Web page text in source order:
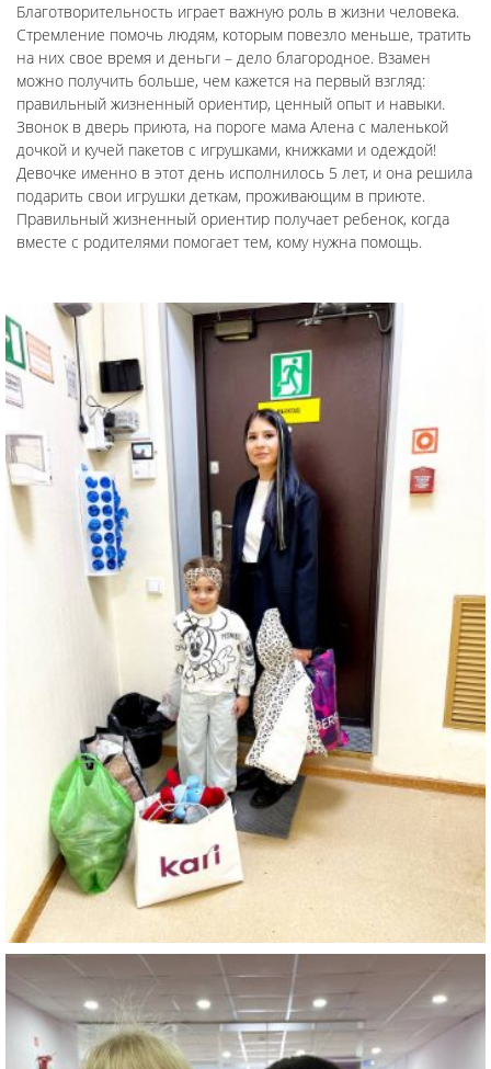
Благотворительность играет важную роль в жизни человека.
Стремление помочь людям, которым повезло меньше, тратить
на них свое время и деньги – дело благородное. Взамен
можно получить больше, чем кажется на первый взгляд:
правильный жизненный ориентир, ценный опыт и навыки.
Звонок в дверь приюта, на пороге мама Алена с маленькой
дочкой и кучей пакетов с игрушками, книжками и одеждой!
Девочке именно в этот день исполнилось 5 лет, и она решила
подарить свои игрушки деткам, проживающим в приюте.
Правильный жизненный ориентир получает ребенок, когда
вместе с родителями помогает тем, кому нужна помощь.